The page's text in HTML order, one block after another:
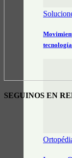
SEGUINOS EN